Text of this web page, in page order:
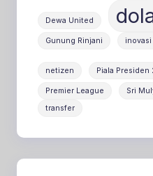
Dewa United
Gunung Rinjani
netizen Piala Presiden
Premier League Sri
transfer